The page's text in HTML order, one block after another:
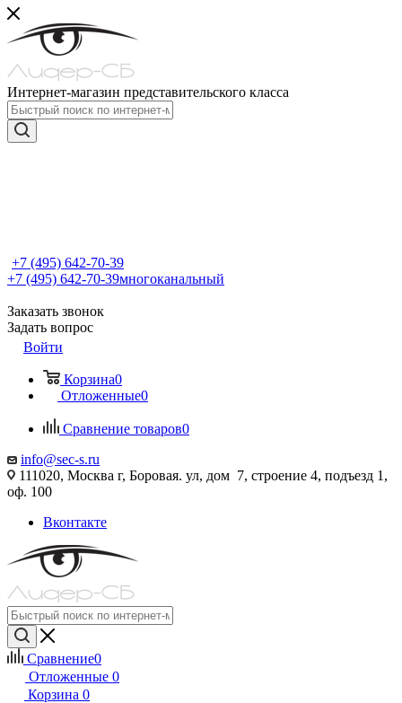
Интернет-магазин представительского класса
+7 (495) 642-70-39
+7 (495) 642-70-39многоканальный
Заказать звонок
Задать вопрос
Войти
Корзина0
Отложенные0
Сравнение товаров0
info@sec-s.ru
111020, Москва г, Боровая. ул, дом 7, строение 4, подъезд 1,
оф. 100
Вконтакте
Сравнение0
Отложенные 0
Корзина 0